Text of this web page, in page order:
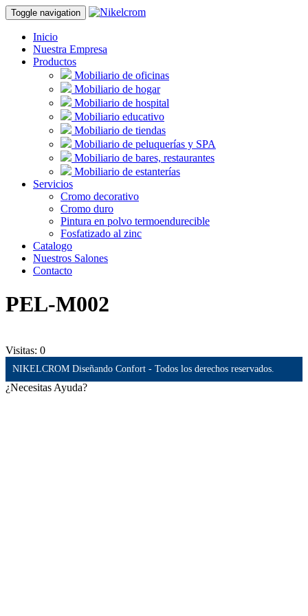
Toggle navigation
Inicio
Nuestra Empresa
Productos
Mobiliario de oficinas
Mobiliario de hogar
Mobiliario de hospital
Mobiliario educativo
Mobiliario de tiendas
Mobiliario de peluquerías y SPA
Mobiliario de bares, restaurantes
Mobiliario de estanterías
Servicios
Cromo decorativo
Cromo duro
Pintura en polvo termoendurecible
Fosfatizado al zinc
Catalogo
Nuestros Salones
Contacto
PEL-M002
Visitas: 0
NIKELCROM Diseñando Confort - Todos los derechos reservados.
¿Necesitas Ayuda?